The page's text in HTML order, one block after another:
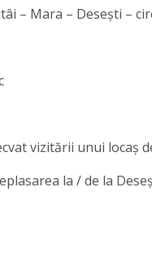
– Mara – Desești –
vizitării unui locaș
la / de la